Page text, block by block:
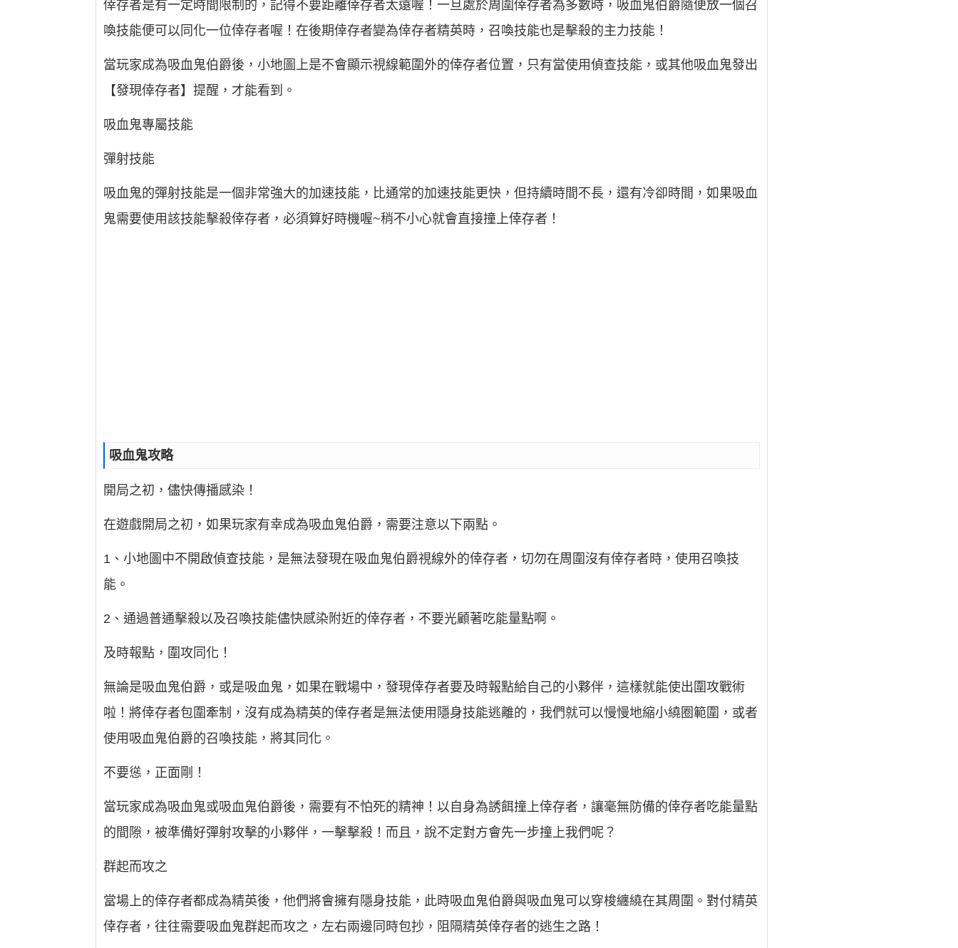
倖存者是有一定時間限制的，記得不要距離倖存者太遠喔！一旦處於周圍倖存者為多數時，吸血鬼伯爵隨便放一個召
喚技能便可以同化一位倖存者喔！在後期倖存者變為倖存者精英時，召喚技能也是擊殺的主力技能！
當玩家成為吸血鬼伯爵後，小地圖上是不會顯示視線範圍外的倖存者位置，只有當使用偵查技能，或其他吸血鬼發出
【發現倖存者】提醒，才能看到。
吸血鬼專屬技能
彈射技能
吸血鬼的彈射技能是一個非常強大的加速技能，比通常的加速技能更快，但持續時間不長，還有冷卻時間，如果吸血
鬼需要使用該技能擊殺倖存者，必須算好時機喔~稍不小心就會直接撞上倖存者！
吸血鬼攻略
開局之初，儘快傳播感染！
在遊戲開局之初，如果玩家有幸成為吸血鬼伯爵，需要注意以下兩點。
1、小地圖中不開啟偵查技能，是無法發現在吸血鬼伯爵視線外的倖存者，切勿在周圍沒有倖存者時，使用召喚技
能。
2、通過普通擊殺以及召喚技能儘快感染附近的倖存者，不要光顧著吃能量點啊。
及時報點，圍攻同化！
無論是吸血鬼伯爵，或是吸血鬼，如果在戰場中，發現倖存者要及時報點給自己的小夥伴，這樣就能使出圍攻戰術
啦！將倖存者包圍牽制，沒有成為精英的倖存者是無法使用隱身技能逃離的，我們就可以慢慢地縮小繞圈範圍，或者
使用吸血鬼伯爵的召喚技能，將其同化。
不要慫，正面剛！
當玩家成為吸血鬼或吸血鬼伯爵後，需要有不怕死的精神！以自身為誘餌撞上倖存者，讓毫無防備的倖存者吃能量點
的間隙，被準備好彈射攻擊的小夥伴，一擊擊殺！而且，說不定對方會先一步撞上我們呢？
群起而攻之
當場上的倖存者都成為精英後，他們將會擁有隱身技能，此時吸血鬼伯爵與吸血鬼可以穿梭纏繞在其周圍。對付精英
倖存者，往往需要吸血鬼群起而攻之，左右兩邊同時包抄，阻隔精英倖存者的逃生之路！